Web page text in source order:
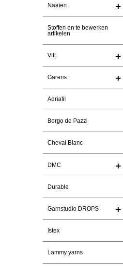
Naaien
Stoffen en te bewerken
artikelen
Vilt
Garens
Adriafil
Borgo de Pazzi
Cheval Blanc
DMC
Durable
Garnstudio DROPS
Istex
Lammy yarns
30-7-2026
Christel Vanderlinden
levering. En prima garen